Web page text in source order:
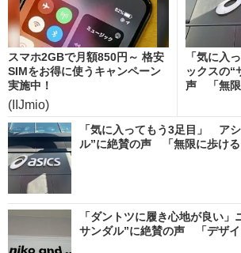
スマホ2GBで月額850円～ 格安
SIMをお得に使うキャンペーン
実施中！
(IIJmio)
「気に入
ックスの“
声 「無限
「気に入ってもう3足目」 ア
ル”に絶賛の声 「無限に歩け
「ダントツに履き心地が良い」
サンダル”に絶賛の声 「デザ